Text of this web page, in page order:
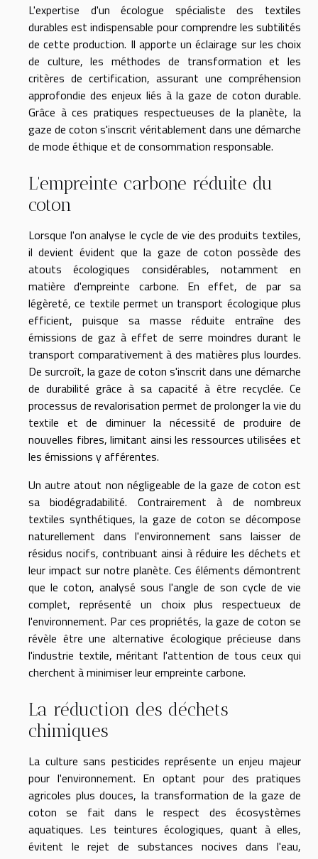
L'expertise d'un écologue spécialiste des textiles
durables est indispensable pour comprendre les subtilités
de cette production. Il apporte un éclairage sur les choix
de culture, les méthodes de transformation et les
critères de certification, assurant une compréhension
approfondie des enjeux liés à la gaze de coton durable.
Grâce à ces pratiques respectueuses de la planète, la
gaze de coton s'inscrit véritablement dans une démarche
de mode éthique et de consommation responsable.
L'empreinte carbone réduite du
coton
Lorsque l'on analyse le cycle de vie des produits textiles,
il devient évident que la gaze de coton possède des
atouts écologiques considérables, notamment en
matière d'empreinte carbone. En effet, de par sa
légèreté, ce textile permet un transport écologique plus
efficient, puisque sa masse réduite entraîne des
émissions de gaz à effet de serre moindres durant le
transport comparativement à des matières plus lourdes.
De surcroît, la gaze de coton s'inscrit dans une démarche
de durabilité grâce à sa capacité à être recyclée. Ce
processus de revalorisation permet de prolonger la vie du
textile et de diminuer la nécessité de produire de
nouvelles fibres, limitant ainsi les ressources utilisées et
les émissions y afférentes.
Un autre atout non négligeable de la gaze de coton est
sa biodégradabilité. Contrairement à de nombreux
textiles synthétiques, la gaze de coton se décompose
naturellement dans l'environnement sans laisser de
résidus nocifs, contribuant ainsi à réduire les déchets et
leur impact sur notre planète. Ces éléments démontrent
que le coton, analysé sous l'angle de son cycle de vie
complet, représenté un choix plus respectueux de
l'environnement. Par ces propriétés, la gaze de coton se
révèle être une alternative écologique précieuse dans
l'industrie textile, méritant l'attention de tous ceux qui
cherchent à minimiser leur empreinte carbone.
La réduction des déchets
chimiques
La culture sans pesticides représente un enjeu majeur
pour l'environnement. En optant pour des pratiques
agricoles plus douces, la transformation de la gaze de
coton se fait dans le respect des écosystèmes
aquatiques. Les teintures écologiques, quant à elles,
évitent le rejet de substances nocives dans l'eau,